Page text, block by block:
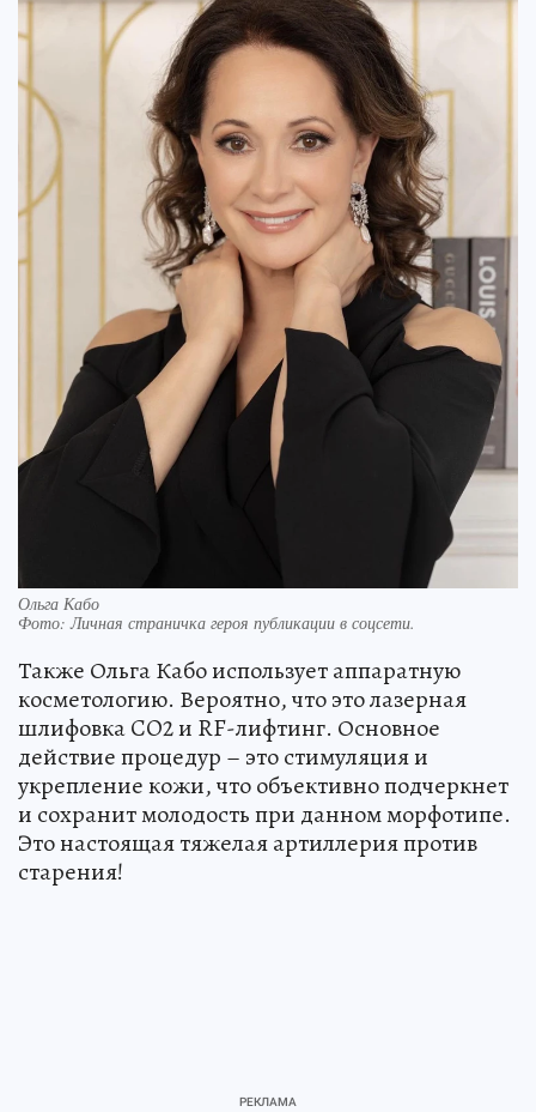
Ольга Кабо
Фото:Личная страничка героя публикации в соцсети.
Также Ольга Кабо использует аппаратную
косметологию. Вероятно, что это лазерная
шлифовка CO2 и RF-лифтинг. Основное
действие процедур – это стимуляция и
укрепление кожи, что объективно подчеркнет
и сохранит молодость при данном морфотипе.
Это настоящая тяжелая артиллерия против
старения!